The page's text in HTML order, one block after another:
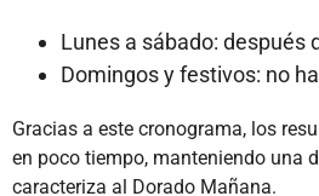
Lunes a sábado: después
Domingos y festivos: no
Gracias a este cronograma, los
en poco tiempo, manteniendo una
caracteriza al Dorado Mañana.